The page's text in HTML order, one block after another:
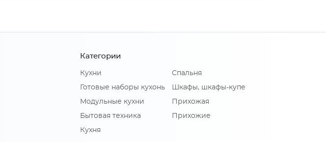
Категории
Кухни
Готовые наборы кухонь
Модульные кухни
Бытовая техника
Кухня
Спальня
Шкафы, шкафы-купе
Прихожая
Прихожие